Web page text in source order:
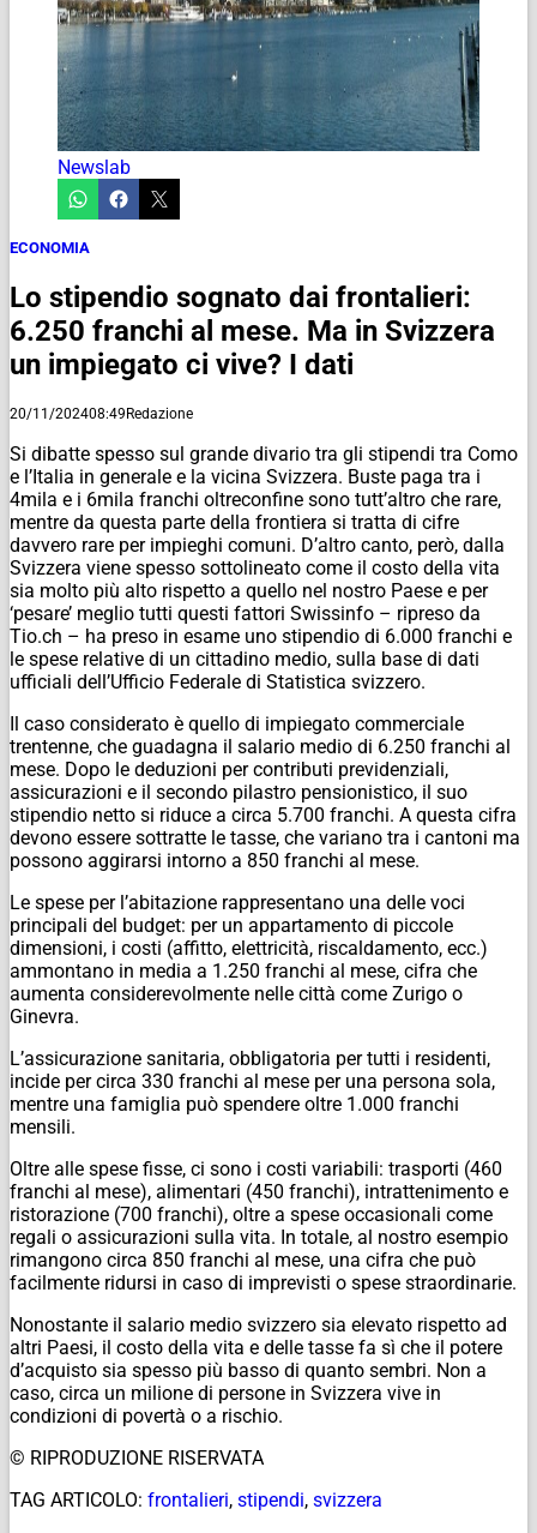
Newslab
ECONOMIA
Lo stipendio sognato dai frontalieri:
6.250 franchi al mese. Ma in Svizzera
un impiegato ci vive? I dati
20/11/202408:49Redazione
Si dibatte spesso sul grande divario tra gli stipendi tra Como
e l’Italia in generale e la vicina Svizzera. Buste paga tra i
4mila e i 6mila franchi oltreconfine sono tutt’altro che rare,
mentre da questa parte della frontiera si tratta di cifre
davvero rare per impieghi comuni. D’altro canto, però, dalla
Svizzera viene spesso sottolineato come il costo della vita
sia molto più alto rispetto a quello nel nostro Paese e per
‘pesare’ meglio tutti questi fattori Swissinfo – ripreso da
Tio.ch – ha preso in esame uno stipendio di 6.000 franchi e
le spese relative di un cittadino medio, sulla base di dati
ufficiali dell’Ufficio Federale di Statistica svizzero.
Il caso considerato è quello di impiegato commerciale
trentenne, che guadagna il salario medio di 6.250 franchi al
mese. Dopo le deduzioni per contributi previdenziali,
assicurazioni e il secondo pilastro pensionistico, il suo
stipendio netto si riduce a circa 5.700 franchi. A questa cifra
devono essere sottratte le tasse, che variano tra i cantoni ma
possono aggirarsi intorno a 850 franchi al mese.
Le spese per l’abitazione rappresentano una delle voci
principali del budget: per un appartamento di piccole
dimensioni, i costi (affitto, elettricità, riscaldamento, ecc.)
ammontano in media a 1.250 franchi al mese, cifra che
aumenta considerevolmente nelle città come Zurigo o
Ginevra.
L’assicurazione sanitaria, obbligatoria per tutti i residenti,
incide per circa 330 franchi al mese per una persona sola,
mentre una famiglia può spendere oltre 1.000 franchi
mensili.
Oltre alle spese fisse, ci sono i costi variabili: trasporti (460
franchi al mese), alimentari (450 franchi), intrattenimento e
ristorazione (700 franchi), oltre a spese occasionali come
regali o assicurazioni sulla vita. In totale, al nostro esempio
rimangono circa 850 franchi al mese, una cifra che può
facilmente ridursi in caso di imprevisti o spese straordinarie.
Nonostante il salario medio svizzero sia elevato rispetto ad
altri Paesi, il costo della vita e delle tasse fa sì che il potere
d’acquisto sia spesso più basso di quanto sembri. Non a
caso, circa un milione di persone in Svizzera vive in
condizioni di povertà o a rischio.
© RIPRODUZIONE RISERVATA
TAG ARTICOLO: frontalieri, stipendi, svizzera